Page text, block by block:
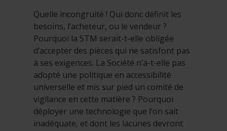
Quelle incongruité ! Qui donc définit les
besoins, l’acheteur, ou le vendeur ?
Pourquoi la STM serait-t-elle obligée
d’accepter des pièces qui ne satisfont pas
à ses exigences. La Société n’a-t-elle pas
adopté une politique en accessibilité
universelle et mis sur pied un comité de
vigilance en cette matière ? Pourquoi
déployer une technologie que l’on sait
inadéquate, et dont les lacunes devront